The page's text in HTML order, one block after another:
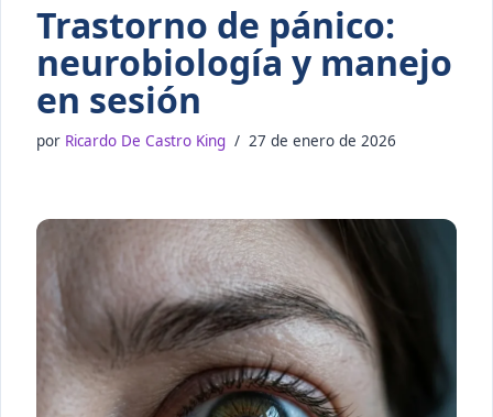
Trastorno de pánico:
neurobiología y manejo
en sesión
por Ricardo De Castro King 27 de enero de 2026